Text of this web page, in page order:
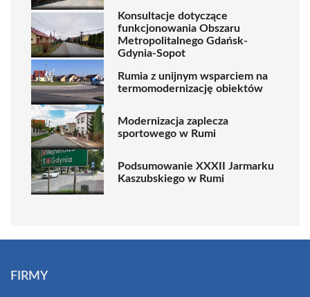
Konsultacje dotyczące
funkcjonowania Obszaru
Metropolitalnego Gdańsk-
Gdynia-Sopot
Rumia z unijnym wsparciem na
termomodernizację obiektów
Modernizacja zaplecza
sportowego w Rumi
Podsumowanie XXXII Jarmarku
Kaszubskiego w Rumi
FIRMY